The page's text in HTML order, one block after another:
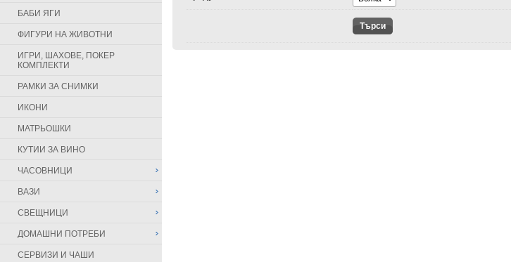
БАБИ ЯГИ
ФИГУРИ НА ЖИВОТНИ
ИГРИ, ШАХОВЕ, ПОКЕР
КОМПЛЕКТИ
РАМКИ ЗА СНИМКИ
ИКОНИ
МАТРЬОШКИ
КУТИИ ЗА ВИНО
ЧАСОВНИЦИ
ВАЗИ
СВЕЩНИЦИ
ДОМАШНИ ПОТРЕБИ
СЕРВИЗИ И ЧАШИ